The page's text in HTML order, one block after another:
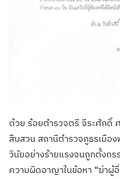
ด้วย ร้อยตำรวจตรี จีระศักดิ์
สืบสวน สถานีตำรวจภูธรเมือ
วินัยอย่างร้ายแรงจนถูกตั้งก
ความผิดอาญาในข้อหา “ฆ่าผู้